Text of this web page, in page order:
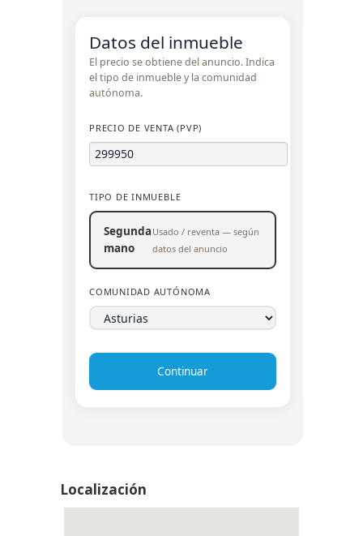
Datos del inmueble
El precio se obtiene del anuncio. Indica
el tipo de inmueble y la comunidad
autónoma.
PRECIO DE VENTA (PVP)
TIPO DE INMUEBLE
Segunda
mano
Usado / reventa — según
datos del anuncio
COMUNIDAD AUTÓNOMA
Continuar
Localización